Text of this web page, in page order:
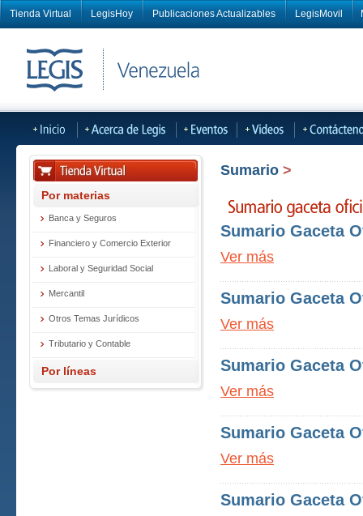
Tienda Virtual LegisHoy Publicaciones Actualizables LegisMovil
Por materias
Banca y Seguros
Financiero y Comercio Exterior
Laboral y Seguridad Social
Mercantil
Otros Temas Jurídicos
Tributario y Contable
Por líneas
Sumario >
Sumario Gaceta
Ver más
Sumario Gaceta
Ver más
Sumario Gaceta
Ver más
Sumario Gaceta
Ver más
Sumario Gaceta